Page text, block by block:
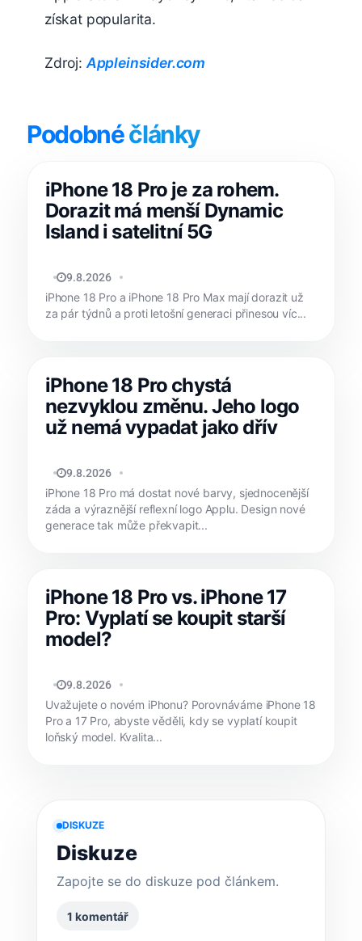
získat popularita.
Zdroj:Appleinsider.com
Podobnéčlánky
iPhone 18 Pro je za rohem.
Dorazit má menší Dynamic
Island i satelitní 5G
MATYÁŠ KOZÁK
9.8.2026
iPhone 18 Pro a iPhone 18 Pro Max mají dorazit už
za pár týdnů a proti letošní generaci přinesou víc...
iPhone 18 Pro chystá
nezvyklou změnu. Jeho logo
už nemá vypadat jako dřív
MATYÁŠ KOZÁK
9.8.2026
iPhone 18 Pro má dostat nové barvy, sjednocenější
záda a výraznější reflexní logo Applu. Design nové
generace tak může překvapit...
iPhone 18 Pro vs. iPhone 17
Pro: Vyplatí se koupit starší
model?
MATYÁŠ KOZÁK
9.8.2026
Uvažujete o novém iPhonu? Porovnáváme iPhone 18
Pro a 17 Pro, abyste věděli, kdy se vyplatí koupit
loňský model. Kvalita...
DISKUZE
Diskuze
Zapojte se do diskuze pod článkem.
1 komentář